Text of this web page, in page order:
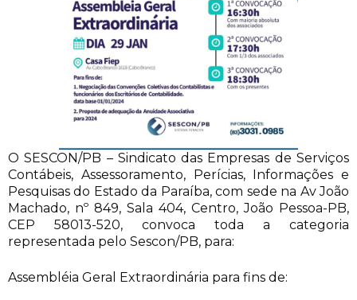
O SESCON/PB – Sindicato das Empresas de Serviços
Contábeis, Assessoramento, Perícias, Informações e
Pesquisas do Estado da Paraíba, com sede na Av João
Machado, nº 849, Sala 404, Centro, João Pessoa-PB,
CEP 58013-520, convoca toda a categoria
representada pelo Sescon/PB, para:
Assembléia Geral Extraordinária para fins de: